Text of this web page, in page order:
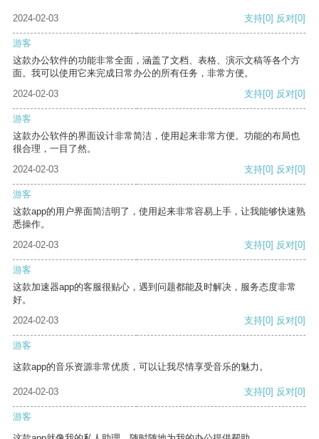
2024-02-03 支持[0] 反对[0]
游客
这款办公软件的功能非常全面，涵盖了文档、表格、演示文稿等各个方
面。我可以使用它来完成日常办公的所有任务，非常方便。
2024-02-03
支持[0] 反对[0]
游客
这款办公软件的界面设计非常简洁，使用起来非常方便。功能的布局也
很合理，一目了然。
2024-02-03
支持[0] 反对[0]
游客
这款app的用户界面简洁明了，使用起来非常容易上手，让我能够快速熟
悉操作。
2024-02-03
支持[0] 反对[0]
游客
这款加速器app的客服很贴心，遇到问题都能及时解决，服务态度非常
好。
2024-02-03
支持[0] 反对[0]
游客
这款app的音乐资源非常优质，可以让我尽情享受音乐的魅力。
2024-02-03 支持[0] 反对[0]
游客